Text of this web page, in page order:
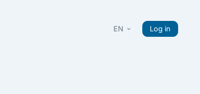
EN Log in